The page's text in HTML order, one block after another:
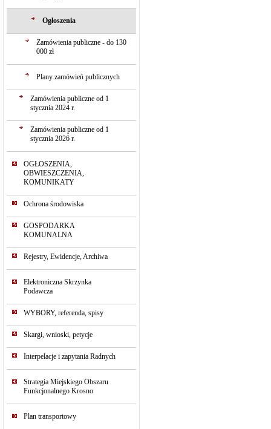
Ogłoszenia
Zamówienia publiczne - do 130
000 zł
Plany zamówień publicznych
Zamówienia publiczne od 1
stycznia 2024 r.
Zamówienia publiczne od 1
stycznia 2026 r.
OGŁOSZENIA,
OBWIESZCZENIA,
KOMUNIKATY
Ochrona środowiska
GOSPODARKA
KOMUNALNA
Rejestry, Ewidencje, Archiwa
Elektroniczna Skrzynka
Podawcza
WYBORY, referenda, spisy
Skargi, wnioski, petycje
Interpelacje i zapytania Radnych
Strategia Miejskiego Obszaru
Funkcjonalnego Krosno
Plan transportowy